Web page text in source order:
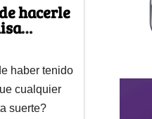
hacerle
haber tenido
cualquier
suerte?